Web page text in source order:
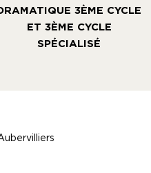
3ÈME CYCLE
ET 3ÈME CYCLE
SPÉCIALISÉ